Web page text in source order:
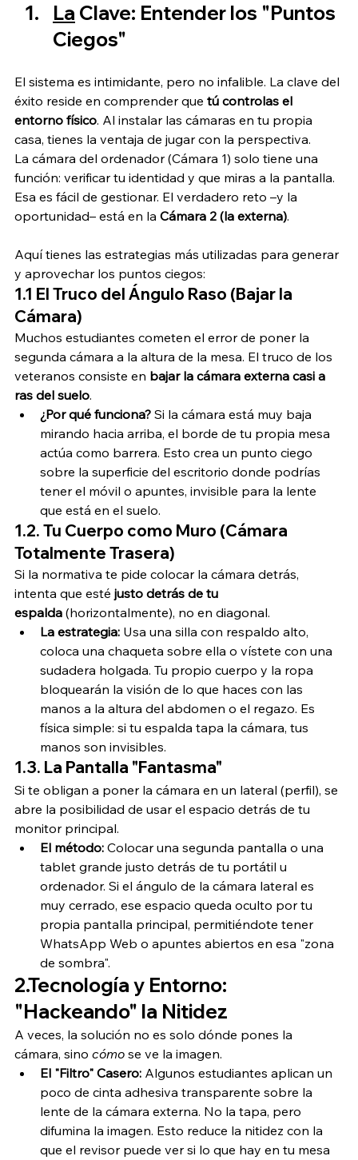
La Clave: Entender los "Puntos
Ciegos"
El sistema es intimidante, pero no infalible. La clave del
éxito reside en comprender que tú controlas el
entorno físico. Al instalar las cámaras en tu propia
casa, tienes la ventaja de jugar con la perspectiva.
La cámara del ordenador (Cámara 1) solo tiene una
función: verificar tu identidad y que miras a la pantalla.
Esa es fácil de gestionar. El verdadero reto –y la
oportunidad– está en la Cámara 2 (la externa).
Aquí tienes las estrategias más utilizadas para generar
y aprovechar los puntos ciegos:
1.1 El Truco del Ángulo Raso (Bajar la
Cámara)
Muchos estudiantes cometen el error de poner la
segunda cámara a la altura de la mesa. El truco de los
veteranos consiste en bajar la cámara externa casi a
ras del suelo.
¿Por qué funciona? Si la cámara está muy baja
mirando hacia arriba, el borde de tu propia mesa
actúa como barrera. Esto crea un punto ciego
sobre la superficie del escritorio donde podrías
tener el móvil o apuntes, invisible para la lente
que está en el suelo.
1.2. Tu Cuerpo como Muro (Cámara
Totalmente Trasera)
Si la normativa te pide colocar la cámara detrás,
intenta que esté justo detrás de tu
espalda (horizontalmente), no en diagonal.
La estrategia: Usa una silla con respaldo alto,
coloca una chaqueta sobre ella o vístete con una
sudadera holgada. Tu propio cuerpo y la ropa
bloquearán la visión de lo que haces con las
manos a la altura del abdomen o el regazo. Es
física simple: si tu espalda tapa la cámara, tus
manos son invisibles.
1.3. La Pantalla "Fantasma"
Si te obligan a poner la cámara en un lateral (perfil), se
abre la posibilidad de usar el espacio detrás de tu
monitor principal.
El método: Colocar una segunda pantalla o una
tablet grande justo detrás de tu portátil u
ordenador. Si el ángulo de la cámara lateral es
muy cerrado, ese espacio queda oculto por tu
propia pantalla principal, permitiéndote tener
WhatsApp Web o apuntes abiertos en esa "zona
de sombra".
2.Tecnología y Entorno:
"Hackeando" la Nitidez
A veces, la solución no es solo dónde pones la
cámara, sino cómo se ve la imagen.
El "Filtro" Casero: Algunos estudiantes aplican un
poco de cinta adhesiva transparente sobre la
lente de la cámara externa. No la tapa, pero
difumina la imagen. Esto reduce la nitidez con la
que el revisor puede ver si lo que hay en tu mesa